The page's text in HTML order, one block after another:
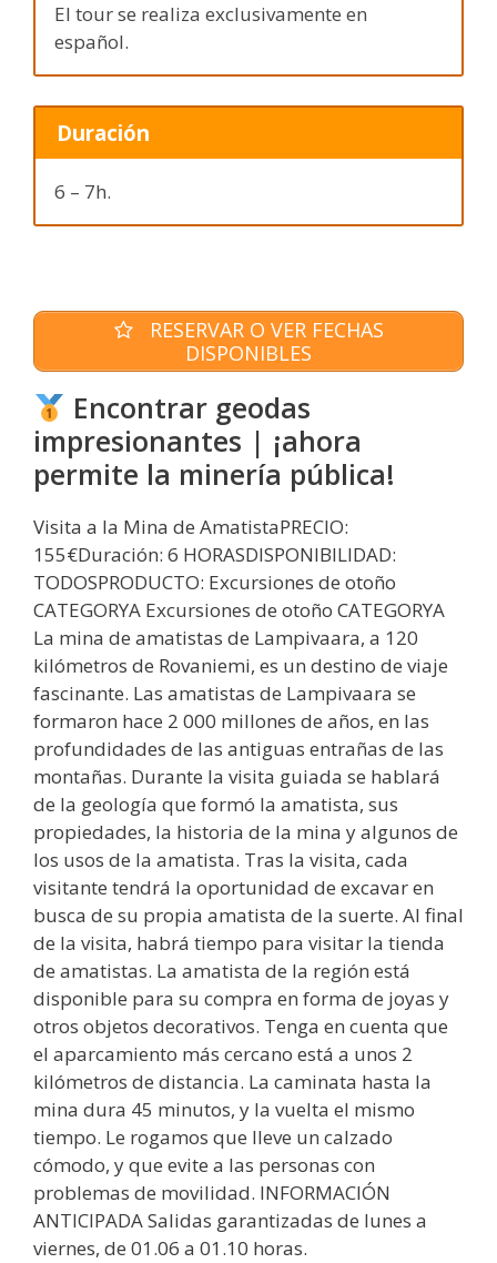
El tour se realiza exclusivamente en
español.
Duración
6 – 7h.
RESERVAR O VER FECHAS
DISPONIBLES
Encontrar geodas
impresionantes | ¡ahora
permite la minería pública!
Visita a la Mina de AmatistaPRECIO:
155€Duración: 6 HORASDISPONIBILIDAD:
TODOSPRODUCTO: Excursiones de otoño
CATEGORYA Excursiones de otoño CATEGORYA
La mina de amatistas de Lampivaara, a 120
kilómetros de Rovaniemi, es un destino de viaje
fascinante. Las amatistas de Lampivaara se
formaron hace 2 000 millones de años, en las
profundidades de las antiguas entrañas de las
montañas. Durante la visita guiada se hablará
de la geología que formó la amatista, sus
propiedades, la historia de la mina y algunos de
los usos de la amatista. Tras la visita, cada
visitante tendrá la oportunidad de excavar en
busca de su propia amatista de la suerte. Al final
de la visita, habrá tiempo para visitar la tienda
de amatistas. La amatista de la región está
disponible para su compra en forma de joyas y
otros objetos decorativos. Tenga en cuenta que
el aparcamiento más cercano está a unos 2
kilómetros de distancia. La caminata hasta la
mina dura 45 minutos, y la vuelta el mismo
tiempo. Le rogamos que lleve un calzado
cómodo, y que evite a las personas con
problemas de movilidad. INFORMACIÓN
ANTICIPADA Salidas garantizadas de lunes a
viernes, de 01.06 a 01.10 horas.